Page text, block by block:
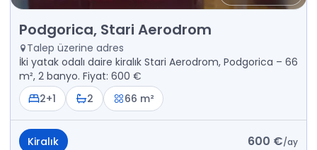
Kiralık - Daire Podgorica, Stari Aerodrom
Podgorica, Stari Aerodrom
Talep üzerine adres
İki yatak odalı daire kiralık Stari Aerodrom, Podgorica – 66
m², 2 banyo. Fiyat: 600 €
2+1
2 66 m²
Kiralık 600 €/ay